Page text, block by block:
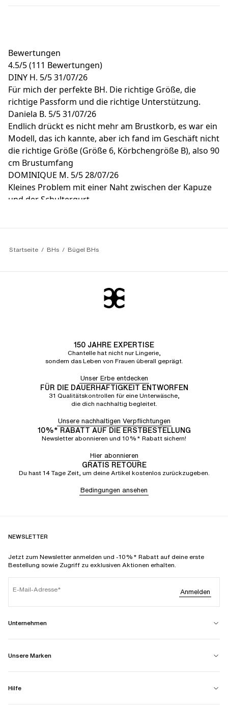
Bewertungen
4.5/5(111 Bewertungen)
DINY H. 5/531/07/26
Für mich der perfekte BH. Die richtige Größe, die
richtige Passform und die richtige Unterstützung.
Daniela B. 5/531/07/26
Endlich drückt es nicht mehr am Brustkorb, es war ein
Modell, das ich kannte, aber ich fand im Geschäft nicht
die richtige Größe (Größe 6, Körbchengröße B), also 90
cm Brustumfang
DOMINIQUE M. 5/528/07/26
Kleines Problem mit einer Naht zwischen der Kapuze
und der Schultergurt
Ich bin zufrieden mit dem Produkt - vielleicht sollte ich
wählen... da es bei beiden "Schüsseln" zu Falten
Startseite BHs Bügel BHs
150 JAHRE EXPERTISE
Chantelle hat nicht nur Lingerie,
sondern das Leben von Frauen überall geprägt.
Unser Erbe entdecken
FÜR DIE DAUERHAFTIGKEIT ENTWORFEN
31 Qualitätskontrollen für eine Unterwäsche,
die dich nachhaltig begleitet.
Unsere nachhaltigen Verpflichtungen
10%* RABATT AUF DIE ERSTBESTELLUNG
Newsletter abonnieren und 10%* Rabatt sichern!
Hier abonnieren
GRATIS RETOURE
Du hast 14 Tage Zeit, um deine Artikel kostenlos zurückzugeben.
Bedingungen ansehen
NEWSLETTER
Jetzt zum Newsletter anmelden und -10%* Rabatt auf deine erste
Bestellung sowie Zugriff zu exklusiven Aktionen erhalten.
E-Mail-Adresse Anmelden
Unternehmen
Unsere Marken
Hilfe